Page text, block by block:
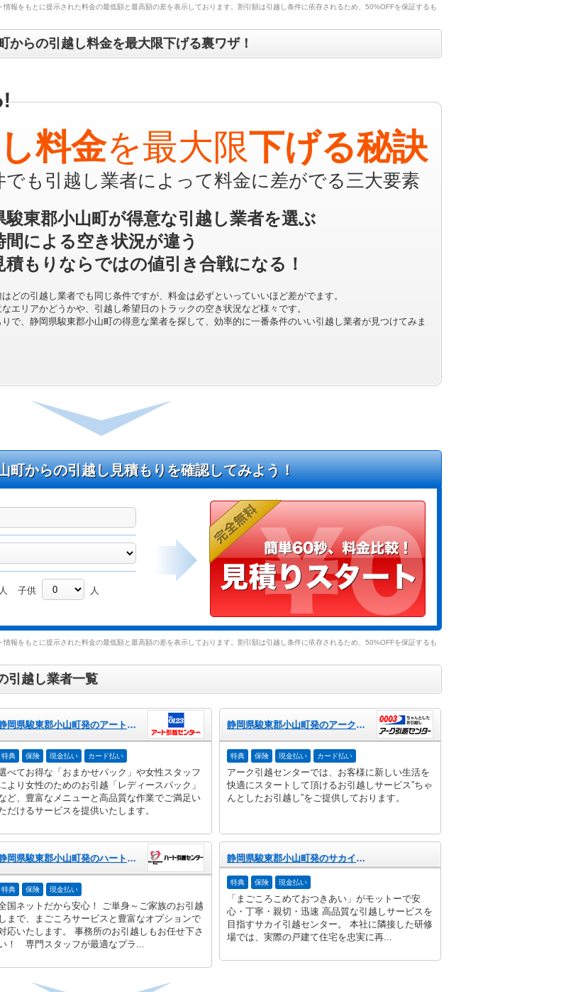
報をもとに提示された料金の最低額と最高額の差を表示しております。割引額は引越し条件に依存されるため、50%OFFを保証するも
からの引越し料金を最大限下げる裏ワザ！
料金を最大限下げる秘訣
でも引越し業者によって料金に差がでる三大要素
駿東郡小山町が得意な引越し業者を選ぶ
間による空き状況が違う
積もりならではの値引き合戦になる！
どの引越し業者でも同じ条件ですが、料金は必ずといっていいほど差がでます。
エリアかどうかや、引越し希望日のトラックの空き状況など様々です。
で、静岡県駿東郡小山町の得意な業者を探して、効率的に一番条件のいい引越し業者が見つけてみま
町からの引越し見積もりを確認してみよう！
人 子供 人
報をもとに提示された料金の最低額と最高額の差を表示しております。割引額は引越し条件に依存されるため、50%OFFを保証するも
引越し業者一覧
静岡県駿東郡小山町発のアート引越センター
特典 保険 現金払い カード払い
べてお得な「おまかせパック」や女性スタッフ
より女性のためのお引越「レディースパック」
ど、豊富なメニューと高品質な作業でご満足い
だけるサービスを提供いたします。
静岡県駿東郡小山町発のアーク引越センター
特典 保険 現金払い カード払い
アーク引越センターでは、お客様に新しい生活を
快適にスタートして頂けるお引越しサービス”ちゃ
んとしたお引越し”をご提供しております。
静岡県駿東郡小山町発のハート引越センター
特典 保険 現金払い
国ネットだから安心！ ご単身～ご家族のお引越
しまで、まごころサービスと豊富なオプションで
応いたします。 事務所のお引越しもお任せ下さ
！ 専門スタッフが最適なプラ...
静岡県駿東郡小山町発のサカイ引越センター
特典 保険 現金払い
「まごころこめておつきあい」がモットーで安
心・丁寧・親切・迅速 高品質な引越しサービスを
目指すサカイ引越センター。 本社に隣接した研修
場では、実際の戸建て住宅を忠実に再...